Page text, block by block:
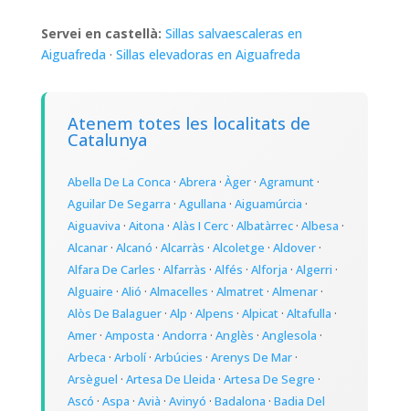
Servei en castellà: Sillas salvaescaleras en
Aiguafreda · Sillas elevadoras en Aiguafreda
Atenem totes les localitats de
Catalunya
Abella De La Conca · Abrera · Àger· Agramunt·
Aguilar De Segarra · Agullana · Aiguamúrcia ·
Aiguaviva · Aitona · Alàs I Cerc· Albatàrrec· Albesa ·
Alcanar· Alcanó · Alcarràs · Alcoletge · Aldover·
Alfara De Carles · Alfarràs · Alfés · Alforja · Algerri ·
Alguaire · Alió · Almacelles · Almatret· Almenar·
Alòs De Balaguer· Alp · Alpens · Alpicat· Altafulla ·
Amer· Amposta · Andorra · Anglès · Anglesola ·
Arbeca · Arbolí· Arbúcies · Arenys De Mar·
Arsèguel · Artesa De Lleida · Artesa De Segre ·
Ascó · Aspa · Avià · Avinyó · Badalona · Badia Del